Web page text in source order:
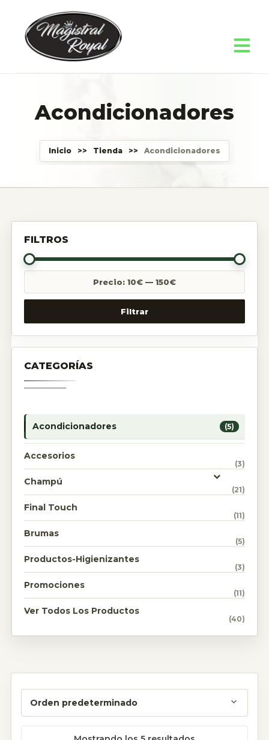
Acondicionadores
Inicio >> Tienda >> Acondicionadores
FILTROS
Filtrar
Precio: 10€ — 150€
CATEGORÍAS
Acondicionadores (5)
Accesorios
(3)
Champú
(21)
Final Touch
(11)
Brumas
(5)
Productos-Higienizantes
(3)
Promociones
(11)
Ver Todos Los Productos
(40)